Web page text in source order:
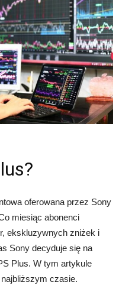
oferowana przez Sony
miesiąc abonenci
ekskluzywnych zniżek i
Sony decyduje się na
Plus. W tym artykule
czasie.